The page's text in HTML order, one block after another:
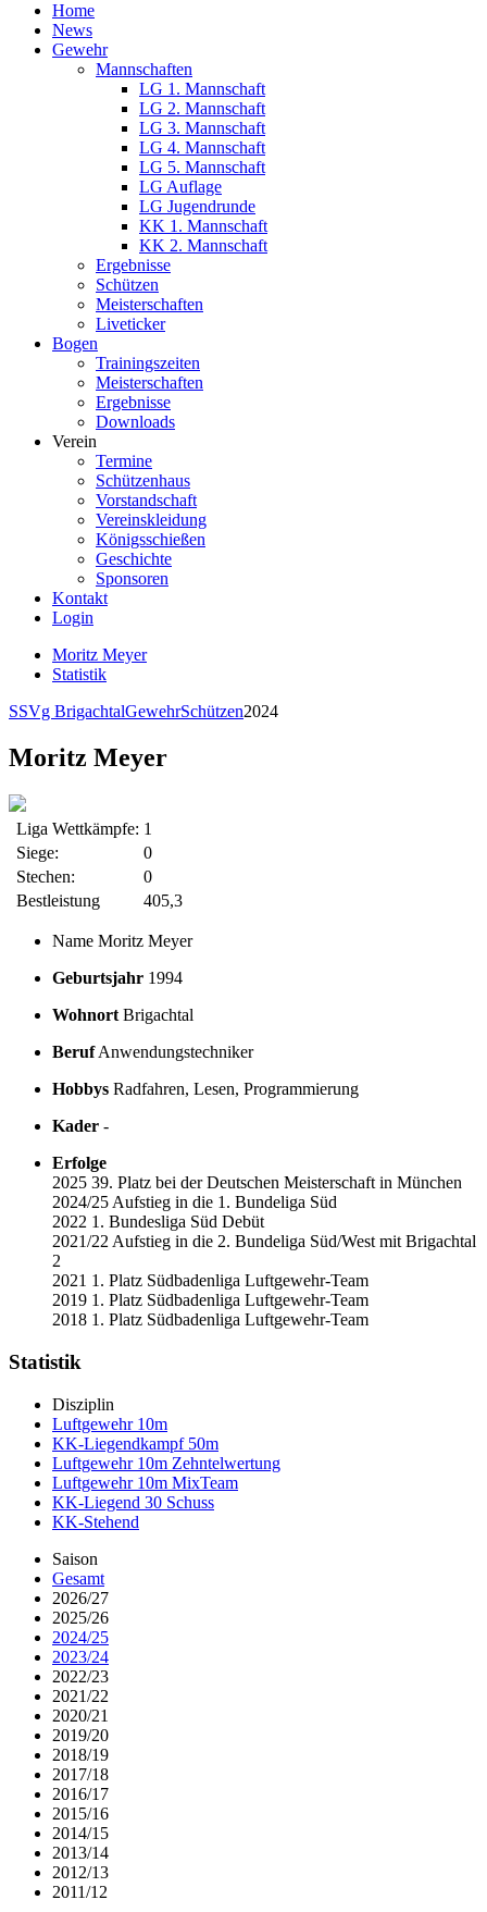
Home
News
Gewehr
Mannschaften
LG 1. Mannschaft
LG 2. Mannschaft
LG 3. Mannschaft
LG 4. Mannschaft
LG 5. Mannschaft
LG Auflage
LG Jugendrunde
KK 1. Mannschaft
KK 2. Mannschaft
Ergebnisse
Schützen
Meisterschaften
Liveticker
Bogen
Trainingszeiten
Meisterschaften
Ergebnisse
Downloads
Verein
Termine
Schützenhaus
Vorstandschaft
Vereinskleidung
Königsschießen
Geschichte
Sponsoren
Kontakt
Login
Moritz Meyer
Statistik
SSVg BrigachtalGewehrSchützen2024
Moritz Meyer
Liga Wettkämpfe: 1
Siege:
0
Stechen:
0
Bestleistung
405,3
Name Moritz Meyer
Geburtsjahr 1994
Wohnort Brigachtal
BerufAnwendungstechniker
Hobbys Radfahren, Lesen, Programmierung
Kader -
Erfolge
2025 39. Platz bei der Deutschen Meisterschaft in München
2024/25 Aufstieg in die 1. Bundeliga Süd
2022 1. Bundesliga Süd Debüt
2021/22 Aufstieg in die 2. Bundeliga Süd/West mit Brigachtal
2
2021 1. Platz Südbadenliga Luftgewehr-Team
2019 1. Platz Südbadenliga Luftgewehr-Team
2018 1. Platz Südbadenliga Luftgewehr-Team
Statistik
Disziplin
Luftgewehr 10m
KK-Liegendkampf 50m
Luftgewehr 10m Zehntelwertung
Luftgewehr 10m MixTeam
KK-Liegend 30 Schuss
KK-Stehend
Saison
Gesamt
2026/27
2025/26
2024/25
2023/24
2022/23
2021/22
2020/21
2019/20
2018/19
2017/18
2016/17
2015/16
2014/15
2013/14
2012/13
2011/12